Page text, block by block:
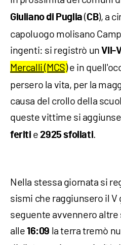
Giuliano di Puglia (CB), a
capoluogo molisano
ingenti: si registrò unVII-
Mercalli (MCS)e in
persero la vita, per la
causa del crollo della
queste vittime si
feriti e2925 sfollati.
Nella stessa giornata si
sismi che raggiunsero il V
seguente avvennero
alle 16:09 la terra tremò